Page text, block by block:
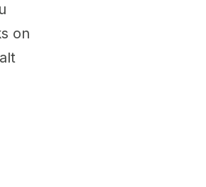
on